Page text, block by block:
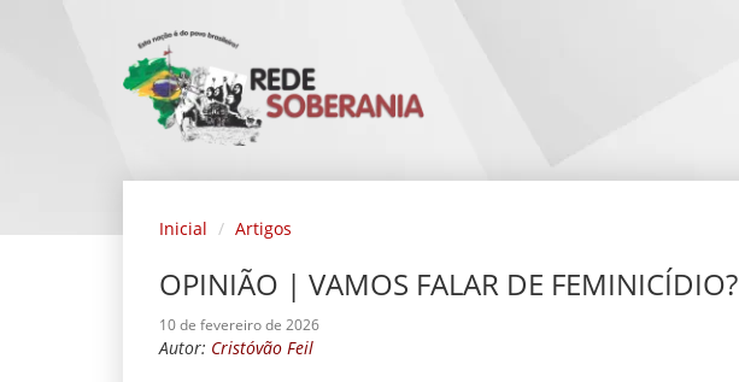
Inicial Artigos
OPINIÃO | VAMOS FALAR DE FEMINICÍDIO?
10 de fevereiro de 2026
Autor: Cristóvão Feil